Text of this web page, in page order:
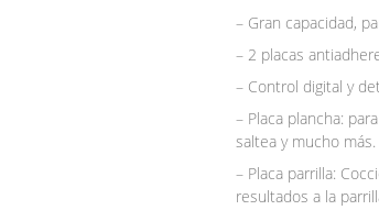
– Gran capacidad,
– 2 placas
– Control digital y
– Placa plancha:
saltea y mucho más.
– Placa parrilla:
resultados a la